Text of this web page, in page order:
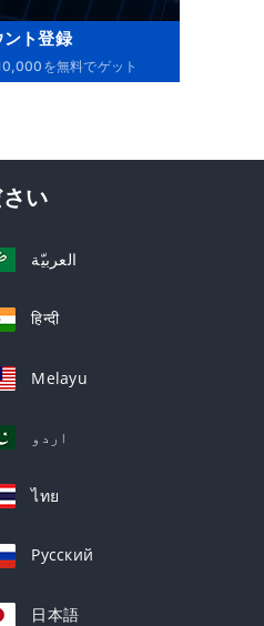
ント登録
を無料でゲット
い
العربيّة
हिन्दी
Melayu
اردو
ไทย
Русский
日本語